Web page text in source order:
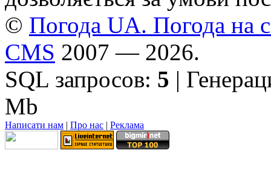
© Погода UA. Погода на
CMS 2007 — 2026.
SQL запросов: 5 |
Mb
Написати нам | Про нас | Реклама